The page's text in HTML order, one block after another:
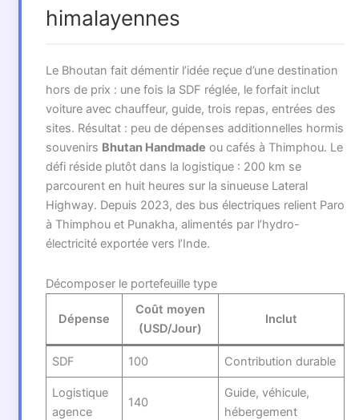
himalayennes
Le Bhoutan fait démentir l’idée reçue d’une destination
hors de prix : une fois la SDF réglée, le forfait inclut
voiture avec chauffeur, guide, trois repas, entrées des
sites. Résultat : peu de dépenses additionnelles hormis
souvenirs Bhutan Handmade ou cafés à Thimphou. Le
défi réside plutôt dans la logistique : 200 km se
parcourent en huit heures sur la sinueuse Lateral
Highway. Depuis 2023, des bus électriques relient Paro
à Thimphou et Punakha, alimentés par l’hydro-
électricité exportée vers l’Inde.
Décomposer le portefeuille type
Dépense
Coût moyen
(USD/Jour)
Inclut
SDF 100 Contribution durable
Logistique
agence
140
Guide, véhicule,
hébergement